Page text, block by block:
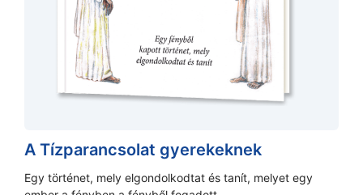
A Tízparancsolat gyerekeknek
Egy történet, mely elgondolkodtat és tanít, melyet egy